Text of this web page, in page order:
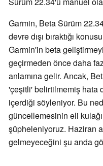
Garmin, Beta Sürüm
devre dışı bıraktığı
Garmin'in beta geliştirmeyi
geçirmeden önce daha
anlamına gelir. Ancak,
'çeşitli' belirtilmemiş hata
içerdiği söyleniyor. Bu
güncellemesinin eli
şüpheleniyoruz. Haziran
gelmeyeceğini şu anda